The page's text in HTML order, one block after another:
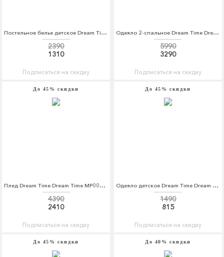
Постельное белье детское Dream Time Dream Time MP002XC005V2
2390
1310
Подписаться на скидку
Одеяло 2-спальное Dream Time Dream Time MP002XU0E5RN
5990
3290
Подписаться на скидку
До 45% скидки
Плед Dream Time Dream Time MP002XU0E5RP
4390
2410
Подписаться на скидку
До 45% скидки
Одеяло детское Dream Time Dream Time MP002XC001UX
1490
815
Подписаться на скидку
До 45% скидки До 40% скидки